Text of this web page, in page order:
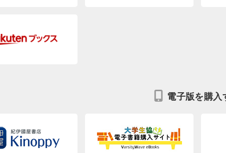
電子版を購入